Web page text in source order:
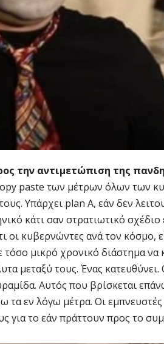
την αντιμετώπιση της
paste των μέτρων όλων των
Υπάρχει plan A, εάν δεν
κάτι σαν στρατιωτικό σχέδιο
κυβερνώντες ανά τον κόσμο,
τόσο μικρό χρονικό διάστημα
μεταξύ τους. Ένας
Αυτός που βρίσκεται
εν λόγω μέτρα. Οι
για το εάν πράττουν προς το